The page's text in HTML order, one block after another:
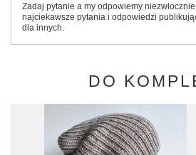
Zadaj pytanie a my odpowiemy
najciekawsze pytania i odpowiedzi
dla innych.
DO